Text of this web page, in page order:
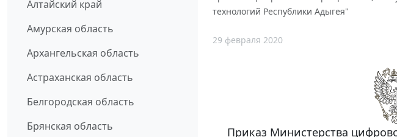
Алтайский край
Амурская область
Архангельская область
Астраханская область
Белгородская область
Брянская область
технологий Республики Адыгея"
29 февраля 2020
Приказ Министерства